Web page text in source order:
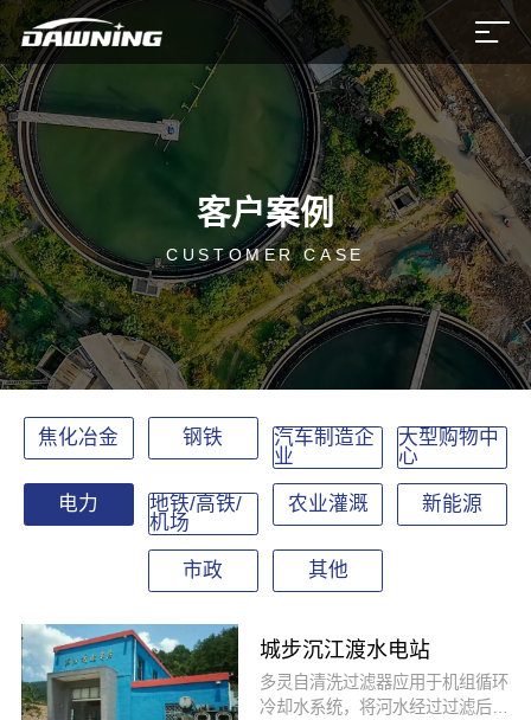
客户案例
CUSTOMER CASE
焦化冶金 钢铁
汽车制造企
业
大型购物中
心
电力
地铁/高铁/
机场
农业灌溉 新能源
市政 其他
城步沉江渡水电站
多灵自清洗过滤器应用于机组循环
冷却水系统，将河水经过过滤后循